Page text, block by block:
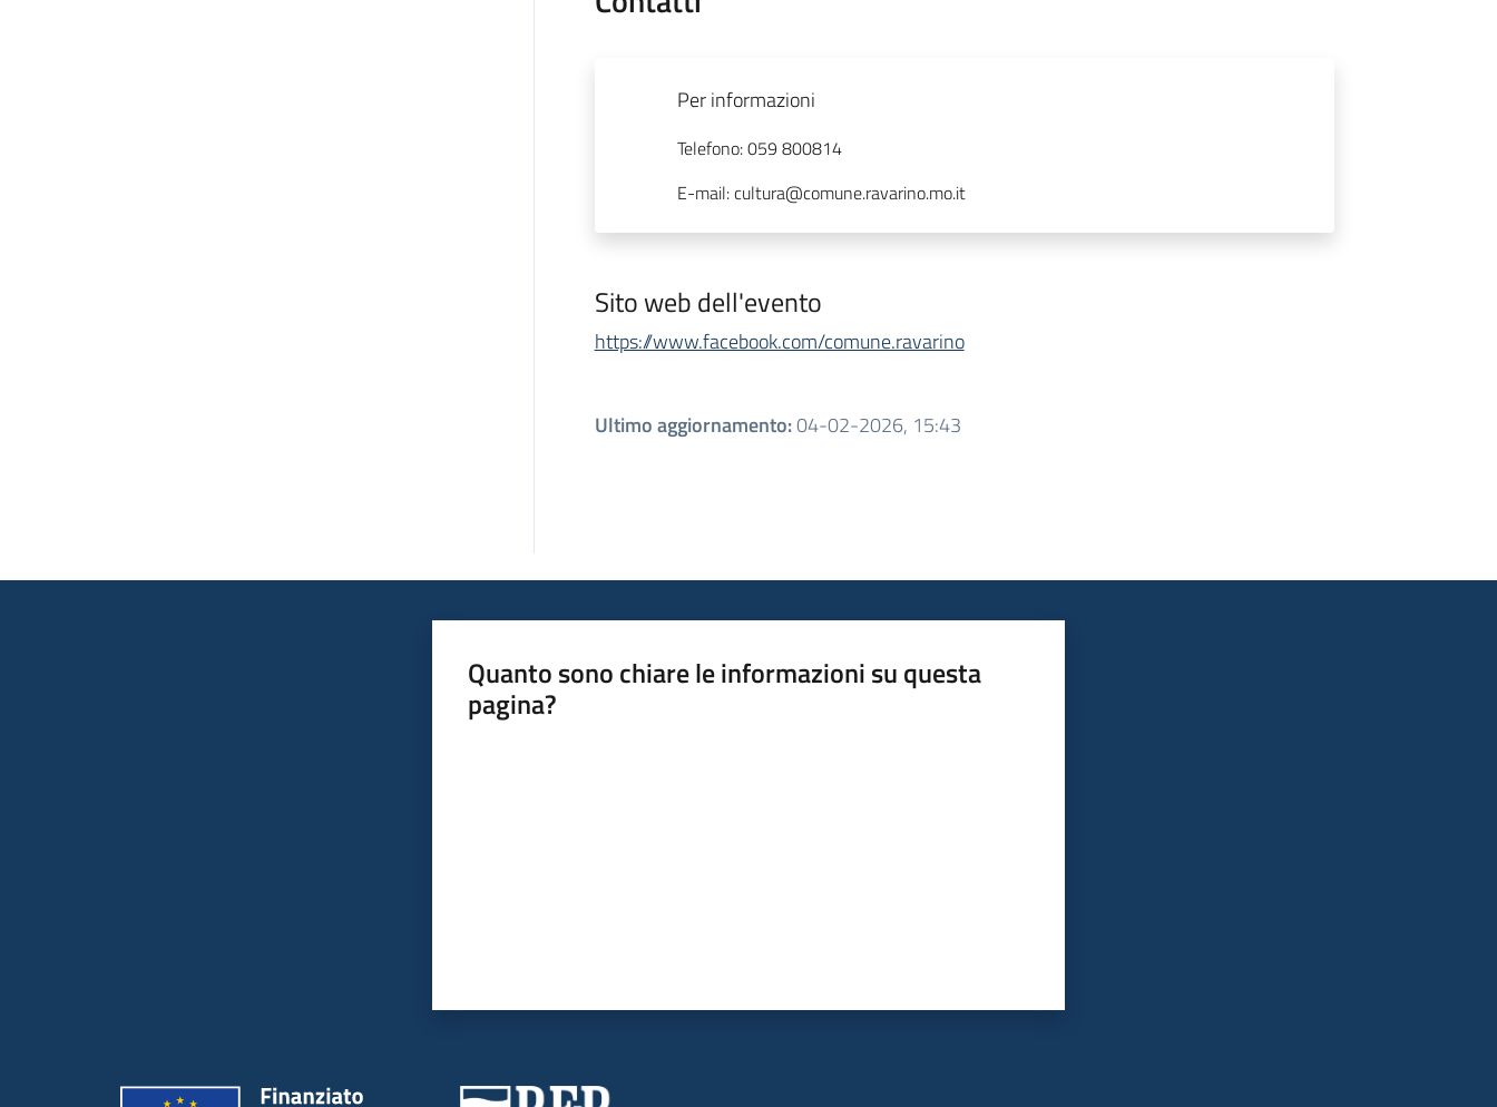
Per informazioni
Telefono:059 800814
E-mail:cultura@comune.ravarino.mo.it
Sito web dell'evento
https://www.facebook.com/comune.ravarino
Ultimo aggiornamento:04-02-2026, 15:43
Quanto sono chiare le informazioni su questa
pagina?